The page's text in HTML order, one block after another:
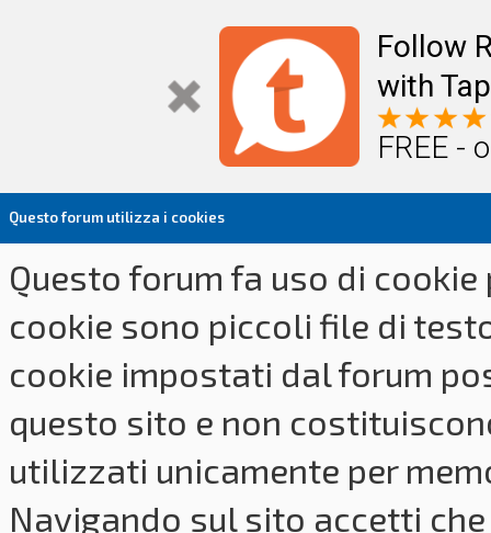
Follow
with
FREE -
Questo forum utilizza i cookies
Questo forum fa uso di
cookie sono piccoli file di
cookie impostati dal forum
questo sito e non
utilizzati unicamente per
Navigando sul sito accetti